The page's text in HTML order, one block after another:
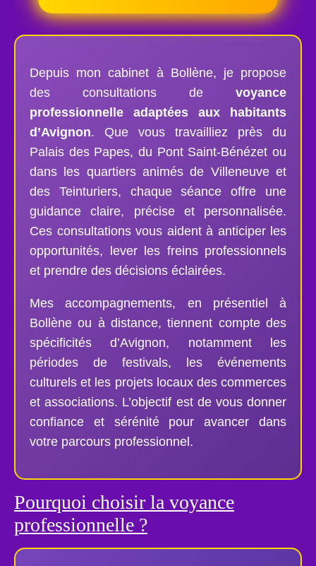
Depuis mon cabinet à Bollène, je propose
des consultations de voyance
professionnelle adaptées aux habitants
d’Avignon. Que vous travailliez près du
Palais des Papes, du Pont Saint-Bénézet ou
dans les quartiers animés de Villeneuve et
des Teinturiers, chaque séance offre une
guidance claire, précise et personnalisée.
Ces consultations vous aident à anticiper les
opportunités, lever les freins professionnels
et prendre des décisions éclairées.
Mes accompagnements, en présentiel à
Bollène ou à distance, tiennent compte des
spécificités d’Avignon, notamment les
périodes de festivals, les événements
culturels et les projets locaux des commerces
et associations. L’objectif est de vous donner
confiance et sérénité pour avancer dans
votre parcours professionnel.
Pourquoi choisir la voyance
professionnelle ?